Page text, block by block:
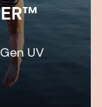
UV